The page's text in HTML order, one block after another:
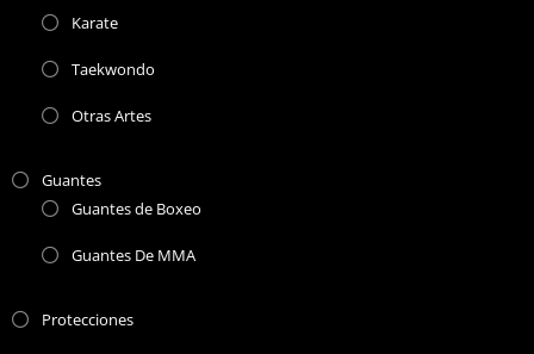
Karate
Taekwondo
Otras Artes
Guantes
Guantes de Boxeo
Guantes De MMA
Protecciones